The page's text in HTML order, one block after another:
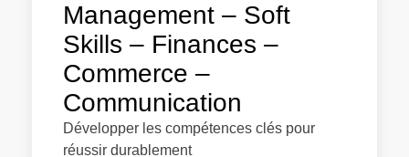
Management – Soft
Skills – Finances –
Commerce –
Communication
Développer les compétences clés pour
réussir durablement